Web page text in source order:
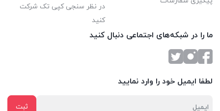
در نظر سنجی کپی تک شرکت
کنید
ما را در شبکه‌های اجتماعی دنبال کنید
لطفا ایمیل خود را وارد نمایید